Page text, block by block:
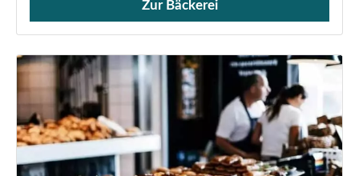
Verkauf von Brötchen,
Zur Bäckerei